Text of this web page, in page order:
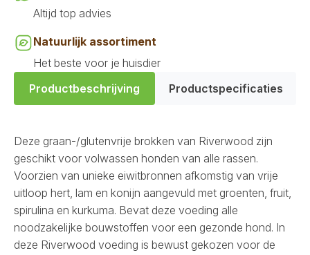
Altijd top advies
Natuurlijk assortiment
Het beste voor je huisdier
Productbeschrijving
Productspecificaties
Deze graan-/glutenvrije brokken van Riverwood zijn
geschikt voor volwassen honden van alle rassen.
Voorzien van unieke eiwitbronnen afkomstig van vrije
uitloop hert, lam en konijn aangevuld met groenten, fruit,
spirulina en kurkuma. Bevat deze voeding alle
noodzakelijke bouwstoffen voor een gezonde hond. In
deze Riverwood voeding is bewust gekozen voor de